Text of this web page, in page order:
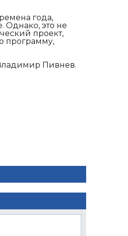
года,
Однако, это не
проект,
программу,
Пивнев.